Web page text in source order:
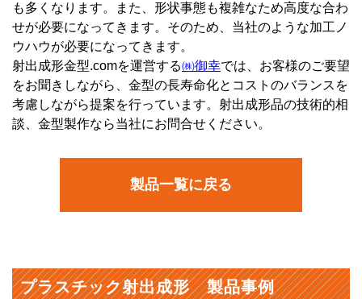
も多くなります。また、形状事態も複雑なため高度な合わ
せが必要になってきます。そのため、当社のような加工ノ
ウハウが必要になってきます。
射出成形金型.comを運営する㈱御幸では、お客様のご要望
をお聞きしながら、金型の長寿命化とコストのバランスを
考慮しながら提案を行っています。射出成形品の技術的相
談、金型製作なら当社にお問合せください。
製品一覧に戻る
プラスチック射出成形 製品事例